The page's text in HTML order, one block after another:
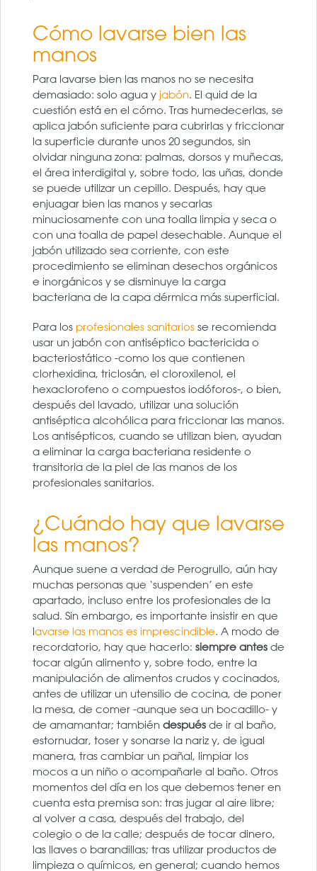
Cómo lavarse bien las
manos
Para lavarse bien las manos no se necesita
demasiado: solo agua y jabón. El quid de la
cuestión está en el cómo. Tras humedecerlas, se
aplica jabón suficiente para cubrirlas y friccionar
la superficie durante unos 20 segundos, sin
olvidar ninguna zona: palmas, dorsos y muñecas,
el área interdigital y, sobre todo, las uñas, donde
se puede utilizar un cepillo. Después, hay que
enjuagar bien las manos y secarlas
minuciosamente con una toalla limpia y seca o
con una toalla de papel desechable. Aunque el
jabón utilizado sea corriente, con este
procedimiento se eliminan desechos orgánicos
e inorgánicos y se disminuye la carga
bacteriana de la capa dérmica más superficial.
Para los profesionales sanitarios se recomienda
usar un jabón con antiséptico bactericida o
bacteriostático -como los que contienen
clorhexidina, triclosán, el cloroxilenol, el
hexaclorofeno o compuestos iodóforos-, o bien,
después del lavado, utilizar una solución
antiséptica alcohólica para friccionar las manos.
Los antisépticos, cuando se utilizan bien, ayudan
a eliminar la carga bacteriana residente o
transitoria de la piel de las manos de los
profesionales sanitarios.
¿Cuándo hay que lavarse
las manos?
Aunque suene a verdad de Perogrullo, aún hay
muchas personas que ‘suspenden’ en este
apartado, incluso entre los profesionales de la
salud. Sin embargo, es importante insistir en que
lavarse las manos es imprescindible. A modo de
recordatorio, hay que hacerlo: siempre antes de
tocar algún alimento y, sobre todo, entre la
manipulación de alimentos crudos y cocinados,
antes de utilizar un utensilio de cocina, de poner
la mesa, de comer -aunque sea un bocadillo- y
de amamantar; también después de ir al baño,
estornudar, toser y sonarse la nariz y, de igual
manera, tras cambiar un pañal, limpiar los
mocos a un niño o acompañarle al baño. Otros
momentos del día en los que debemos tener en
cuenta esta premisa son: tras jugar al aire libre;
al volver a casa, después del trabajo, del
colegio o de la calle; después de tocar dinero,
las llaves o barandillas; tras utilizar productos de
limpieza o químicos, en general; cuando hemos